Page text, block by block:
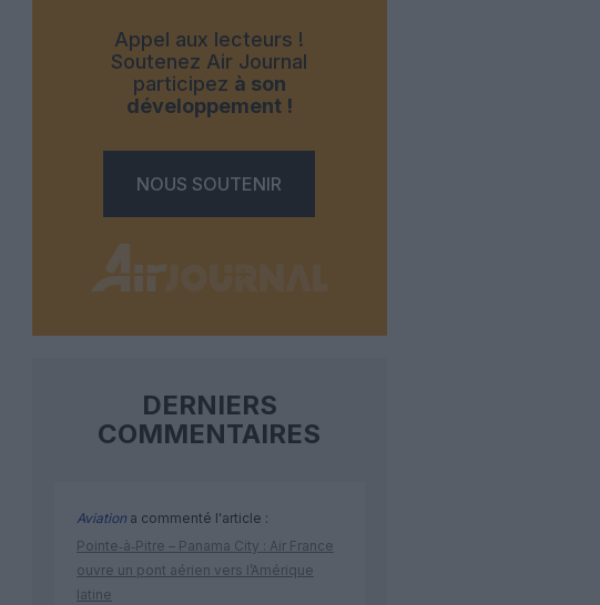
Appel aux lecteurs !
Soutenez Air Journal
participez à son
développement !
NOUS SOUTENIR
DERNIERS
COMMENTAIRES
Aviation a commenté l'article :
Pointe‑à‑Pitre – Panama City : Air France
ouvre un pont aérien vers l’Amérique
latine